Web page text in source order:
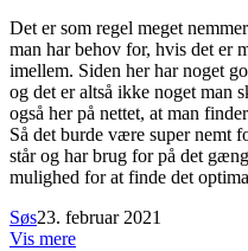
Det er som regel meget
man har behov for, hvis det er
imellem. Siden her har noget
og det er altså ikke noget man
også her på nettet, at man
Så det burde være super nemt
står og har brug for på det
mulighed for at finde det
Søs23. februar 2021
Vis mere